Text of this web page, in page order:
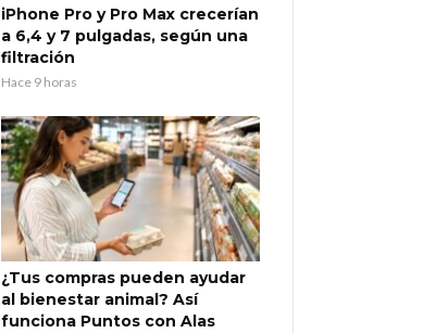
iPhone Pro y Pro Max crecerían
a 6,4 y 7 pulgadas, según una
filtración
Hace 9 horas
¿Tus compras pueden ayudar
al bienestar animal? Así
funciona Puntos con Alas